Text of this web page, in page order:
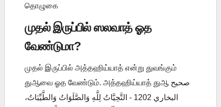
தொழுகை
முதல் இருப்பில் ஸலவாத் ஓத
வேண்டுமா?
முதல் இருப்பில் அத்தஹிய்யாத் என்று துவங்கும்
துஆவை ஓத வேண்டும். அத்தஹிய்யாத் துஆ صحيح
البخاري 1202 - التَّحِيَّاتُ لِلَّهِ وَالصَّلَوَاتُ وَالطَّيِّبَاتُ،